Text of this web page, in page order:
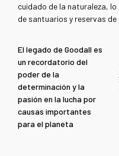
cuidado de la naturaleza,
de santuarios y reservas
El legado de Goodall es
un recordatorio del
poder de la
determinación y la
pasión en la lucha por
causas importantes
para el planeta